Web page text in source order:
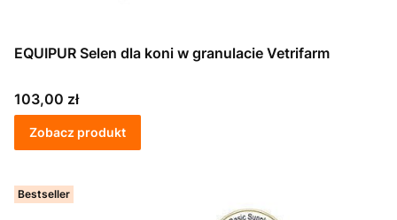
EQUIPUR Selen dla koni w granulacie Vetrifarm
Cena
103,00 zł
Zobacz produkt
Bestseller